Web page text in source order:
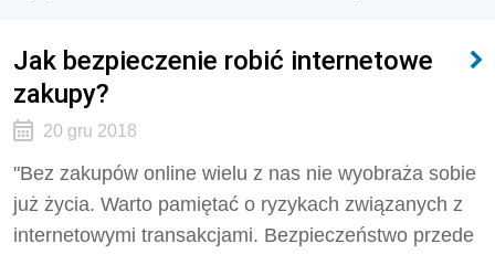
Jak bezpieczenie robić internetowe
zakupy?
20 gru 2018
"Bez zakupów online wielu z nas nie wyobraża sobie
już życia. Warto pamiętać o ryzykach związanych z
internetowymi transakcjami. Bezpieczeństwo przede